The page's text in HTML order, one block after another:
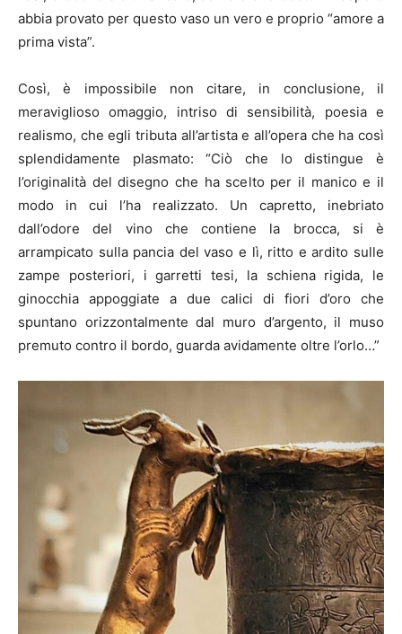
abbia provato per questo vaso un vero e proprio “amore a
prima vista”.
Così, è impossibile non citare, in conclusione, il
meraviglioso omaggio, intriso di sensibilità, poesia e
realismo, che egli tributa all’artista e all’opera che ha così
splendidamente plasmato: “Ciò che lo distingue è
l’originalità del disegno che ha scelto per il manico e il
modo in cui l’ha realizzato. Un capretto, inebriato
dall’odore del vino che contiene la brocca, si è
arrampicato sulla pancia del vaso e lì, ritto e ardito sulle
zampe posteriori, i garretti tesi, la schiena rigida, le
ginocchia appoggiate a due calici di fiori d’oro che
spuntano orizzontalmente dal muro d’argento, il muso
premuto contro il bordo, guarda avidamente oltre l’orlo…”